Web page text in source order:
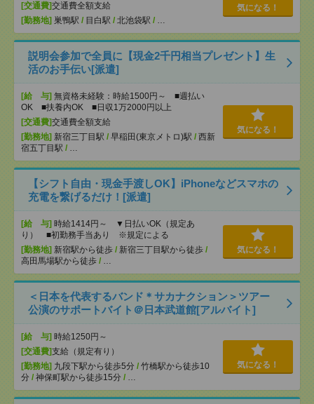
[交通費]交通費全額支給
[勤務地] 巣鴨駅 / 目白駅 / 北池袋駅 / …
気になる！
説明会参加で全員に【現金2千円相当プレゼント】生
活のお手伝い[派遣]
[給 与] 無資格未経験：時給1500円～ ■週払い
OK ■扶養内OK ■日収1万2000円以上
[交通費]交通費全額支給
[勤務地] 新宿三丁目駅 / 早稲田(東京メトロ)駅 / 西新
宿五丁目駅 / …
気になる！
【シフト自由・現金手渡しOK】iPhoneなどスマホの
充電を繋げるだけ！[派遣]
[給 与] 時給1414円～ ▼日払いOK（規定あ
り） ■初勤務手当あり ※規定による
[勤務地] 新宿駅から徒歩 / 新宿三丁目駅から徒歩 /
高田馬場駅から徒歩 / …
気になる！
＜日本を代表するバンド＊サカナクション＞ツアー
公演のサポートバイト＠日本武道館[アルバイト]
[給 与] 時給1250円～
[交通費]支給（規定有り）
[勤務地] 九段下駅から徒歩5分 / 竹橋駅から徒歩10
分 / 神保町駅から徒歩15分 / …
気になる！